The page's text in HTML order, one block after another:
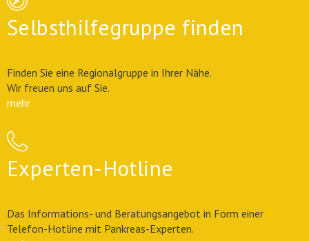
Selbsthilfegruppe finden
Finden Sie eine Regionalgruppe in Ihrer Nähe.
Wir freuen uns auf Sie.
mehr
Experten-Hotline
Das Informations- und Beratungsangebot in Form einer
Telefon-Hotline mit Pankreas-Experten.